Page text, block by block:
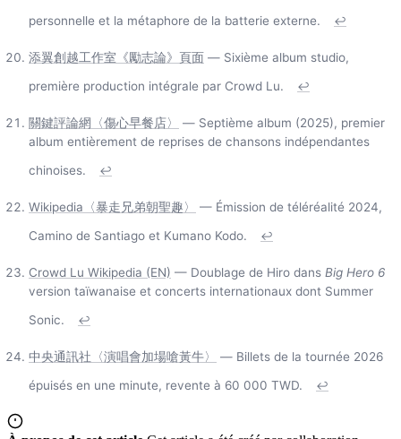
personnelle et la métaphore de la batterie externe.
↩
添翼創越工作室《勵志論》頁面 — Sixième album studio,
première production intégrale par Crowd Lu.
↩
關鍵評論網〈傷心早餐店〉
— Septième album (2025), premier
album entièrement de reprises de chansons indépendantes
chinoises.
↩
Wikipedia〈暴走兄弟朝聖趣〉
— Émission de téléréalité 2024,
Camino de Santiago et Kumano Kodo.
↩
Crowd Lu Wikipedia (EN) — Doublage de Hiro dans Big Hero 6
version taïwanaise et concerts internationaux dont Summer
Sonic.
↩
中央通訊社〈演唱會加場嗆黃牛〉
— Billets de la tournée 2026
épuisés en une minute, revente à 60 000 TWD.
↩